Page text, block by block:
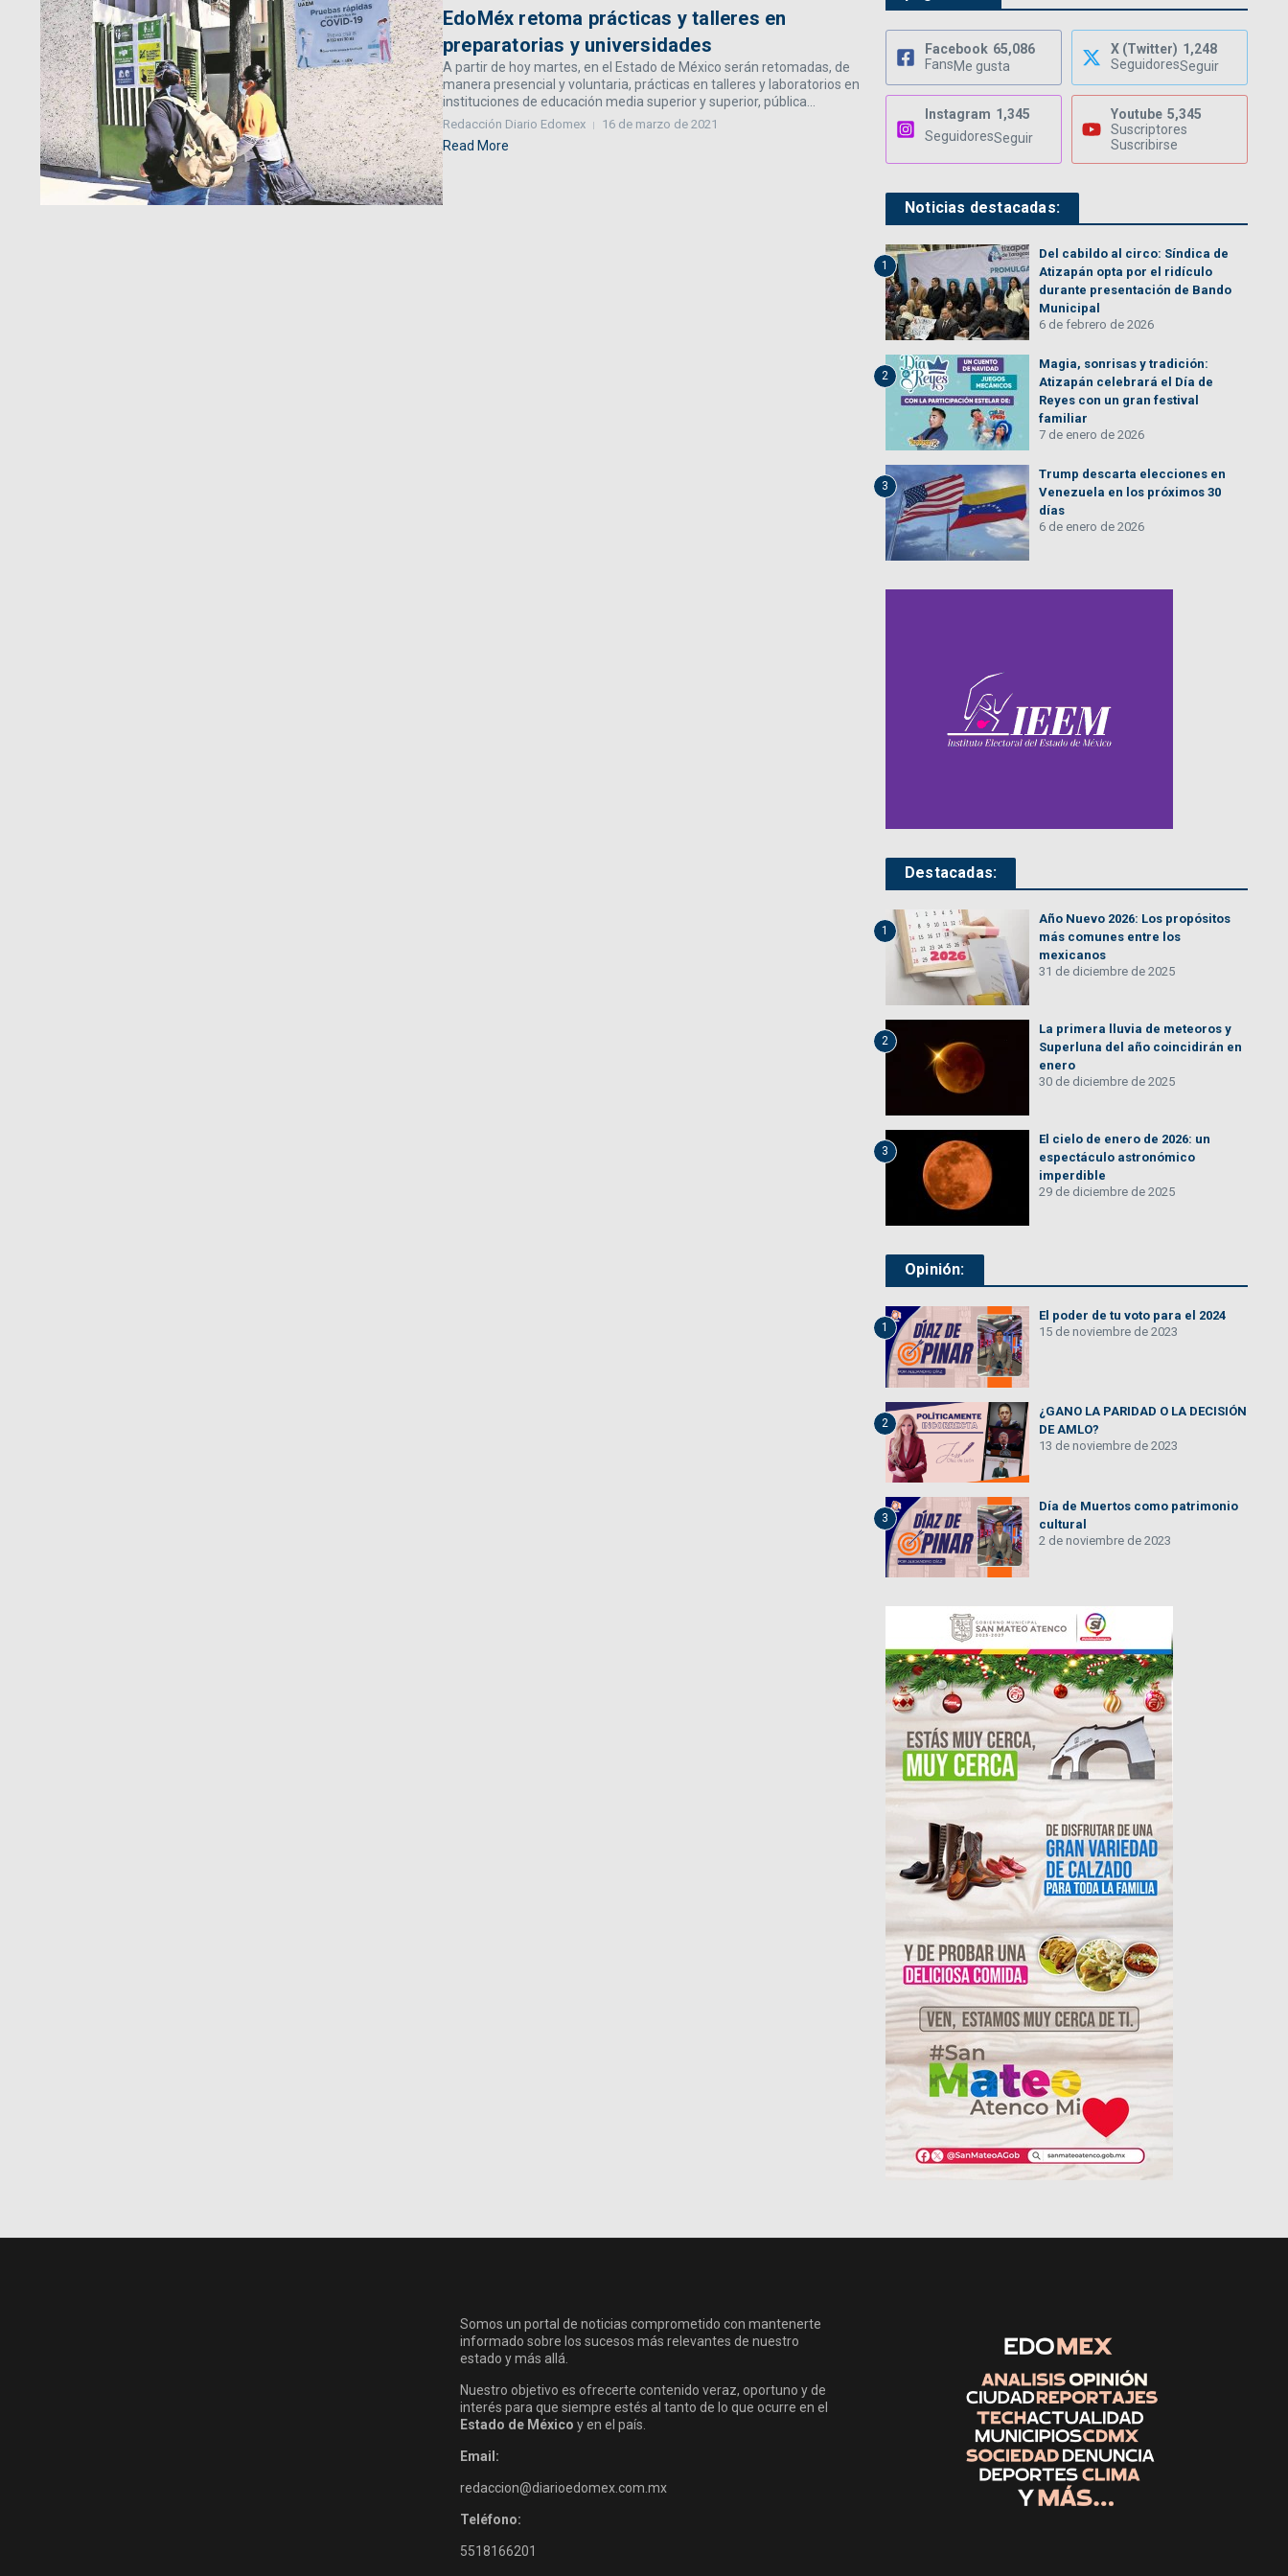
EdoMéx retoma prácticas y talleres en
preparatorias y universidades
A partir de hoy martes, en el Estado de México serán retomadas, de
manera presencial y voluntaria, prácticas en talleres y laboratorios en
instituciones de educación media superior y superior, pública...
Redacción Diario Edomex 16 de marzo de 2021
Read More
Facebook 65,086
FansMe gusta
X (Twitter) 1,248
SeguidoresSeguir
Instagram 1,345
SeguidoresSeguir
Youtube 5,345
Suscriptores
Suscribirse
Noticias destacadas:
1
Del cabildo al circo: Síndica de
Atizapán opta por el ridículo
durante presentación de Bando
Municipal
6 de febrero de 2026
2
Magia, sonrisas y tradición:
Atizapán celebrará el Día de
Reyes con un gran festival
familiar
7 de enero de 2026
3
Trump descarta elecciones en
Venezuela en los próximos 30
días
6 de enero de 2026
Destacadas:
1
Año Nuevo 2026: Los propósitos
más comunes entre los
mexicanos
31 de diciembre de 2025
2
La primera lluvia de meteoros y
Superluna del año coincidirán en
enero
30 de diciembre de 2025
3
El cielo de enero de 2026: un
espectáculo astronómico
imperdible
29 de diciembre de 2025
Opinión:
1
El poder de tu voto para el 2024
15 de noviembre de 2023
2
¿GANO LA PARIDAD O LA DECISIÓN
DE AMLO?
13 de noviembre de 2023
3
Día de Muertos como patrimonio
cultural
2 de noviembre de 2023
Somos un portal de noticias comprometido con mantenerte
informado sobre los sucesos más relevantes de nuestro
estado y más allá.
Nuestro objetivo es ofrecerte contenido veraz, oportuno y de
interés para que siempre estés al tanto de lo que ocurre en el
Estado de México y en el país.
Email:
redaccion@diarioedomex.com.mx
Teléfono:
5518166201